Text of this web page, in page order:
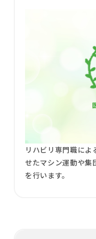
リハビリ専門職に
せたマシン運動や集
を行います。